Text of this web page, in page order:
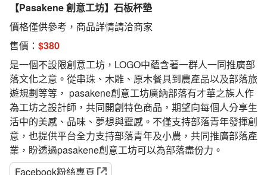
【Pasakene 創意工坊】石板杯墊
價格僅供參考，商品詳情請洽商家
售價： $380
是一個不設限創意工坊，LOGO中蘊含著一群人一同推廣部
落文化之意。從串珠、木雕、原木餐具到農產品以及部落旅
遊規劃等等， pasakene創意工坊廣納部落有才華之族人作
為工坊之設計師，共同開創特色商品，期望向每個人分享生
活中的美感、品味、夢想與靈感。不僅支持部落青年發揮創
意，也提供平台全力支持部落青年及小農，共同推廣部落產
業，盼透過pasakene創意工坊可以為部落盡份力。
Facebook粉絲專頁